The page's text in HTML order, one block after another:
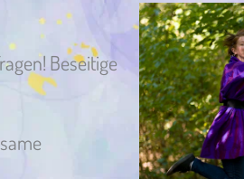
Beseitige